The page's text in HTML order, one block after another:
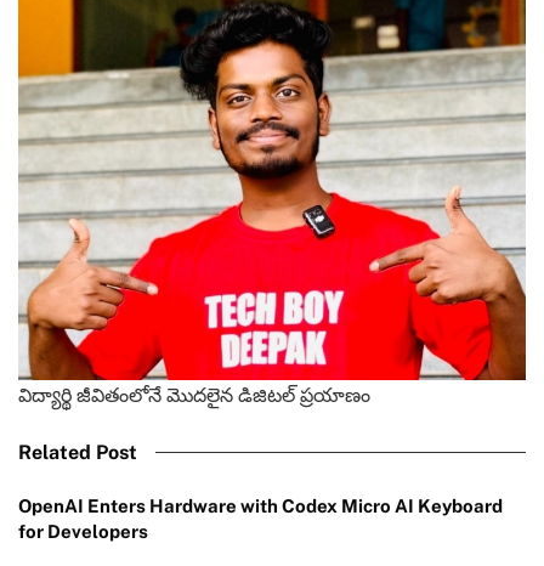
విద్యార్థి జీవితంలోనే మొదలైన డిజిటల్ ప్రయాణం
Related Post
OpenAI Enters Hardware with Codex Micro AI Keyboard
for Developers